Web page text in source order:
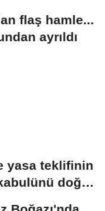
flaş hamle...
ayrıldı
yasa teklifinin
doğru